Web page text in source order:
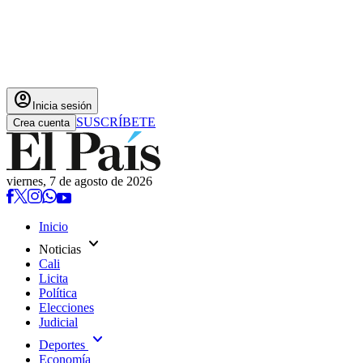
account_circle Inicia sesión
Crea cuenta SUSCRÍBETE
viernes, 7 de agosto de 2026
Inicio
Noticias expand_more
Cali
Licita
Política
Elecciones
Judicial
Deportes expand_more
Economía